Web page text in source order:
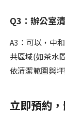
Q3：辦公室
A3：可以，中
共區域(如茶水
依清潔範圍與
立即預約